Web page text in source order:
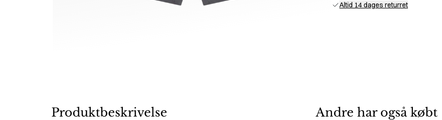
Altid 14 dages returret
Produktbeskrivelse Andre har også købt